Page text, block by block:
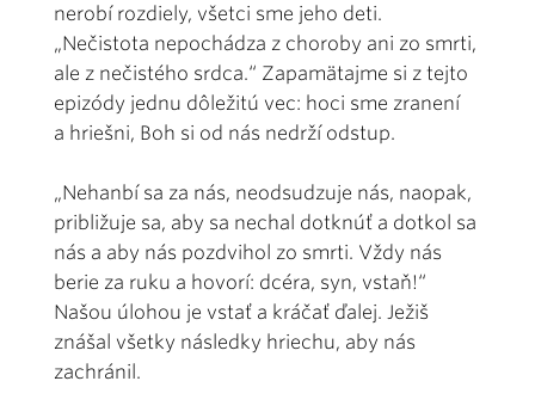
nerobí rozdiely, všetci sme jeho deti.
„Nečistota nepochádza z choroby ani zo smrti,
ale z nečistého srdca.“ Zapamätajme si z tejto
epizódy jednu dôležitú vec: hoci sme zranení
a hriešni, Boh si od nás nedrží odstup.
„Nehanbí sa za nás, neodsudzuje nás, naopak,
približuje sa, aby sa nechal dotknúť a dotkol sa
nás a aby nás pozdvihol zo smrti. Vždy nás
berie za ruku a hovorí: dcéra, syn, vstaň!“
Našou úlohou je vstať a kráčať ďalej. Ježiš
znášal všetky následky hriechu, aby nás
zachránil.